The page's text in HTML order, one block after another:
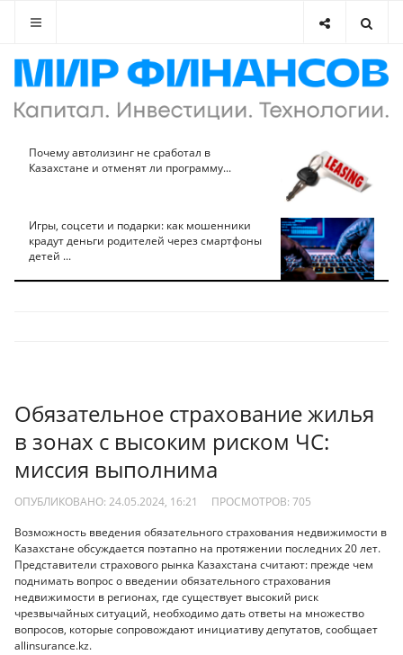
Почему автолизинг не сработал в
Казахстане и отменят ли программу...
Игры, соцсети и подарки: как мошенники
крадут деньги родителей через смартфоны
детей ...
Обязательное страхование жилья
в зонах с высоким риском ЧС:
миссия выполнима
ОПУБЛИКОВАНО: 24.05.2024, 16:21 ПРОСМОТРОВ: 705
Возможность введения обязательного страхования недвижимости в
Казахстане обсуждается поэтапно на протяжении последних 20 лет.
Представители страхового рынка Казахстана считают: прежде чем
поднимать вопрос о введении обязательного страхования
недвижимости в регионах, где существует высокий риск
чрезвычайных ситуаций, необходимо дать ответы на множество
вопросов, которые сопровождают инициативу депутатов, сообщает
allinsurance.kz.